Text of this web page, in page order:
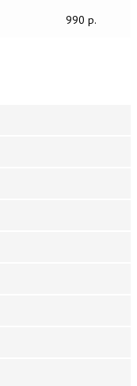
990 р.